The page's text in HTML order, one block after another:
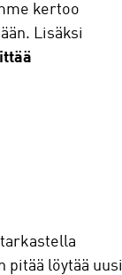
kertoo
Lisäksi
pitää löytää uusi